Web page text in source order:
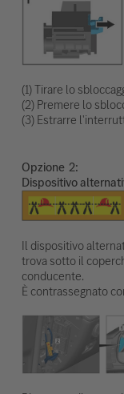
(1) Tirare lo
(2) Premere lo
(3) Estrarre
Opzione
Dispositivo
Il dispositivo
trova sotto il
conducente.
È contrassegnato